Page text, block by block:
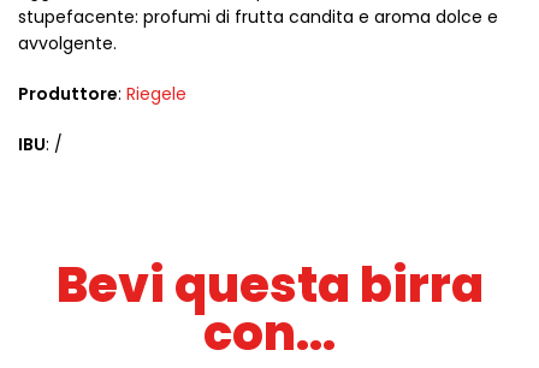
stupefacente: profumi di frutta candita e aroma dolce e
avvolgente.
Produttore: Riegele
IBU: /
Bevi questa birra
con...